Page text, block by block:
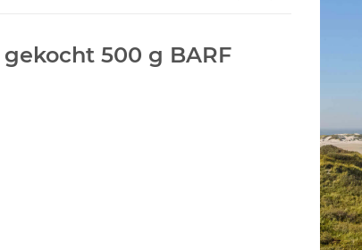
500 g BARF